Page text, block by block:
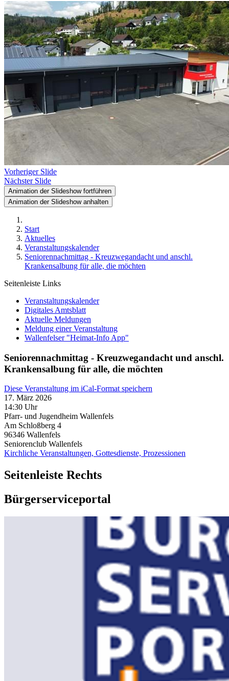
Vorheriger Slide
Nächster Slide
Animation der Slideshow fortführen
Animation der Slideshow anhalten
Start
Aktuelles
Veranstaltungskalender
Seniorennachmittag - Kreuzwegandacht und anschl.
Krankensalbung für alle, die möchten
Seitenleiste Links
Veranstaltungskalender
Digitales Amtsblatt
Aktuelle Meldungen
Meldung einer Veranstaltung
Wallenfelser "Heimat-Info App"
Seniorennachmittag - Kreuzwegandacht und anschl.
Krankensalbung für alle, die möchten
Diese Veranstaltung im iCal-Format speichern
17. März 2026
14:30 Uhr
Pfarr- und Jugendheim Wallenfels
Am Schloßberg 4
96346 Wallenfels
Seniorenclub Wallenfels
Kirchliche Veranstaltungen, Gottesdienste, Prozessionen
Seitenleiste Rechts
Bürgerserviceportal